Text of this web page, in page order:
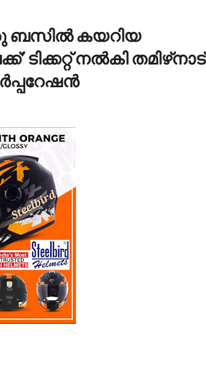
ബസിൽ കയറിയ
ടിക്കറ്റ് നൽകി തമിഴ്‌നാട്